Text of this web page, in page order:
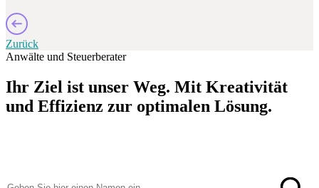
Zurück
Anwälte und Steuerberater
Ihr Ziel ist unser Weg. Mit Kreativität
und Effizienz zur optimalen Lösung.